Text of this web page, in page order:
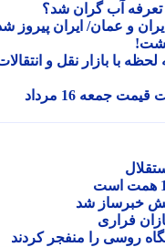
آب گران شد؟
و عمان/ ایران پیروز شد
بازار نقل و انتقالات
قیمت خودروهای سایپا تغییر کرد؛ لیست قیمت جمعه 16 مرداد
شد
فراری
روسی را منفجر کردند